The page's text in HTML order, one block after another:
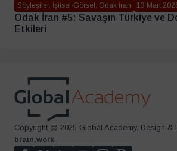
Söyleşiler, İşitsel-Görsel, Odak İran 13 Mart
Odak İran #5: Savaşın Türkiye ve
Etkileri
Copyright @ 2025 Global Academy. Design &
brain.work